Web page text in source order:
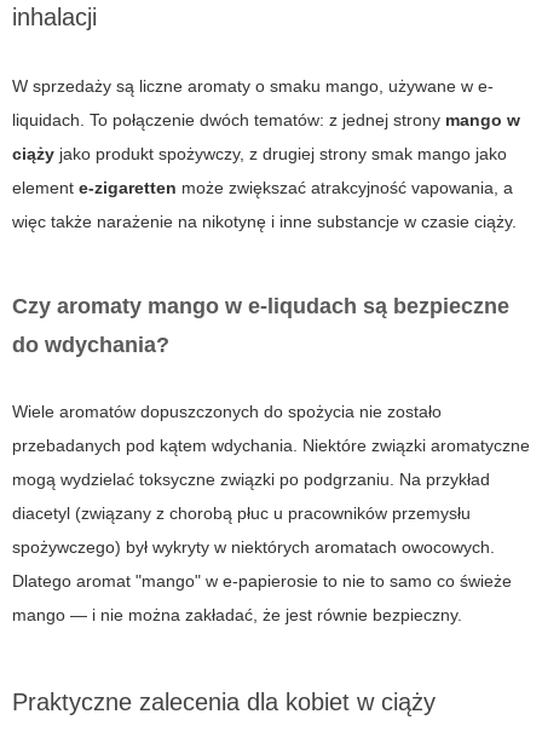
inhalacji
W sprzedaży są liczne aromaty o smaku mango, używane w e-
liquidach. To połączenie dwóch tematów: z jednej strony mango w
ciąży jako produkt spożywczy, z drugiej strony smak mango jako
element e-zigaretten może zwiększać atrakcyjność vapowania, a
więc także narażenie na nikotynę i inne substancje w czasie ciąży.
Czy aromaty mango w e-liqudach są bezpieczne
do wdychania?
Wiele aromatów dopuszczonych do spożycia nie zostało
przebadanych pod kątem wdychania. Niektóre związki aromatyczne
mogą wydzielać toksyczne związki po podgrzaniu. Na przykład
diacetyl (związany z chorobą płuc u pracowników przemysłu
spożywczego) był wykryty w niektórych aromatach owocowych.
Dlatego aromat "mango" w e-papierosie to nie to samo co świeże
mango — i nie można zakładać, że jest równie bezpieczny.
Praktyczne zalecenia dla kobiet w ciąży